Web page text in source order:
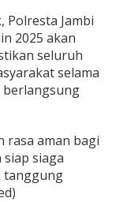
Polresta Jambi
2025 akan
seluruh
selama
rasa aman bagi
siaga
tanggung